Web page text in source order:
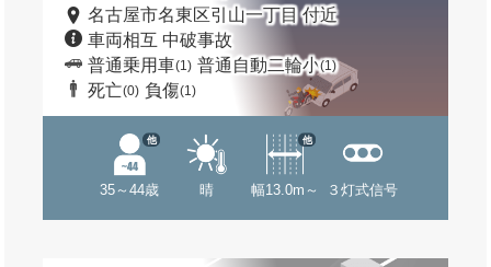
名古屋市名東区引山一丁目 付近
車両相互 中破事故
普通乗用車(1) 普通自動二輪小(1)
死亡(0) 負傷(1)
35～44歳
他
晴 幅13.0m～
他
３灯式信号